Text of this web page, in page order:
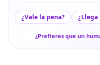
¿Vale la pena?
¿Prefieres que un